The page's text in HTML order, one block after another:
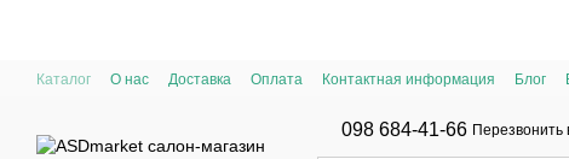
Каталог О нас Доставка Оплата Контактная информация Блог
098 684-41-66 Перезвонить